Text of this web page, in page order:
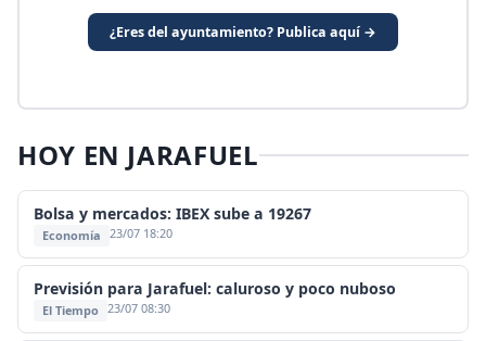
¿Eres del ayuntamiento? Publica aquí →
HOY EN JARAFUEL
Bolsa y mercados: IBEX sube a 19267
Economía 23/07 18:20
Previsión para Jarafuel: caluroso y poco nuboso
El Tiempo 23/07 08:30